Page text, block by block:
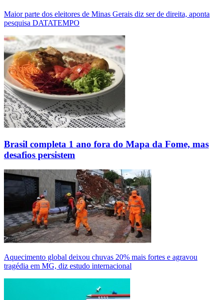
Maior parte dos eleitores de Minas Gerais diz ser de direita, aponta
pesquisa DATATEMPO
Brasil completa 1 ano fora do Mapa da Fome, mas
desafios persistem
Aquecimento global deixou chuvas 20% mais fortes e agravou
tragédia em MG, diz estudo internacional